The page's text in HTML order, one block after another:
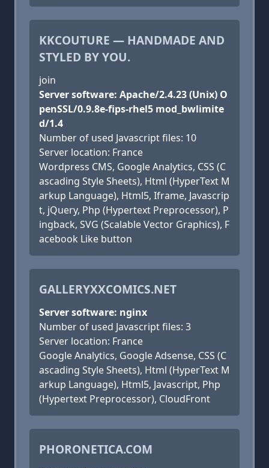
KKCOUTURE — HANDMADE AND
STYLED BY YOU.
join
Server software: Apache/2.4.23 (Unix) O
penSSL/0.9.8e-fips-rhel5 mod_bwlimite
d/1.4
Number of used Javascript files: 10
Server location: France
Wordpress CMS, Google Analytics, CSS (C
ascading Style Sheets), Html (HyperText M
arkup Language), Html5, Iframe, Javascrip
t, jQuery, Php (Hypertext Preprocessor), P
ingback, SVG (Scalable Vector Graphics), F
acebook Like button
GALLERYXXCOMICS.NET
Server software: nginx
Number of used Javascript files: 3
Server location: France
Google Analytics, Google Adsense, CSS (C
ascading Style Sheets), Html (HyperText M
arkup Language), Html5, Javascript, Php
(Hypertext Preprocessor), CloudFront
PHORONETICA.COM